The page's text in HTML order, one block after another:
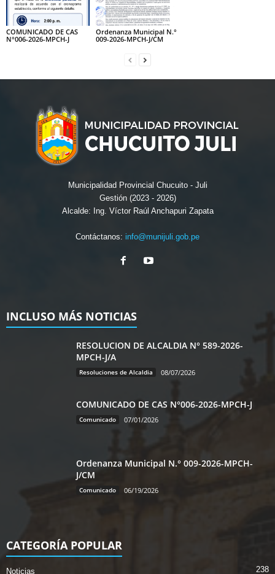
COMUNICADO DE CAS
N°006-2026-MPCH-J
Ordenanza Municipal N.°
009-2026-MPCH-J/CM
Municipalidad Provincial Chucuito - Juli
Gestión (2023 - 2026)
Alcalde: Ing. Víctor Raúl Anchapuri Zapata
Contáctanos: info@munijuli.gob.pe
INCLUSO MÁS NOTICIAS
RESOLUCION DE ALCALDIA N° 589-2026-
MPCH-J/A
Resoluciones de Alcaldia 08/07/2026
COMUNICADO DE CAS N°006-2026-MPCH-J
Comunicado 07/01/2026
Ordenanza Municipal N.° 009-2026-MPCH-
J/CM
Comunicado 06/19/2026
CATEGORÍA POPULAR
Noticias 238